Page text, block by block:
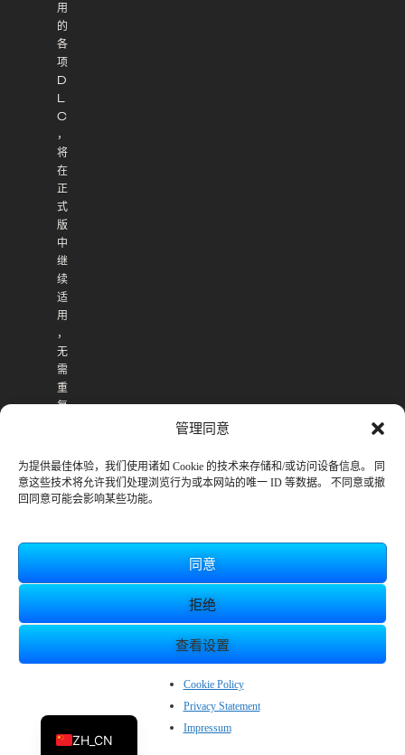
管理同意
为提供最佳体验，我们使用诸如 Cookie 的技术来存储和/或访问设备信息。 同
意这些技术将允许我们处理浏览行为或本网站的唯一 ID 等数据。 不同意或撤
回同意可能会影响某些功能。
同意
拒绝
查看设置
Cookie Policy
Privacy Statement
Impressum
用
的
各
项
D
L
C
，
将
在
正
式
版
中
继
续
适
用
，
无
需
重
复
。
ZH_CN